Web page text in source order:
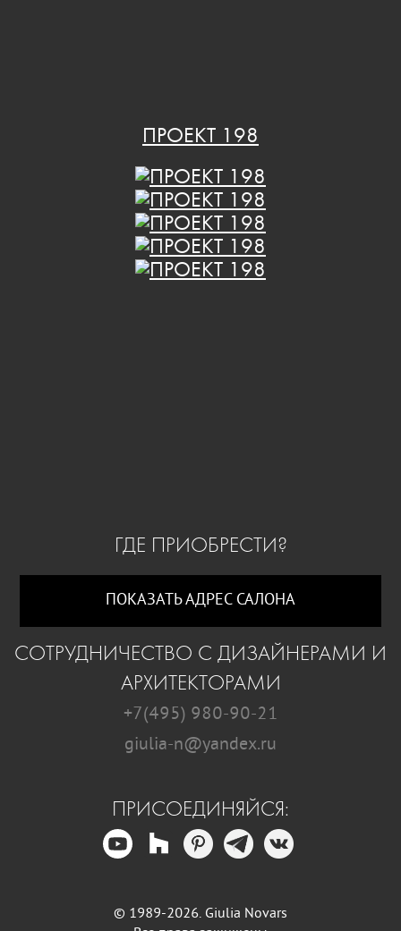
ПРОЕКТ 198
ГДЕ ПРИОБРЕСТИ?
ПОКАЗАТЬ АДРЕС САЛОНА
СОТРУДНИЧЕСТВО С ДИЗАЙНЕРАМИ И
АРХИТЕКТОРАМИ
+7(495) 980-90-21
giulia-n@yandex.ru
ПРИСОЕДИНЯЙСЯ:
© 1989-2026. Giulia Novars